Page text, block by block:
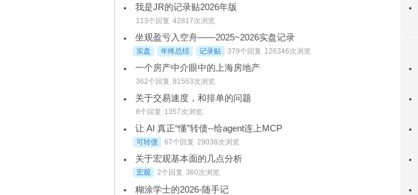
我是JR的记录贴2026年版
113个回复 42817次浏览
坐观盈亏入空舟——2025~2026实盘记录
实盘 年终总结 记录贴 379个回复 126346次浏览
一个房产中介眼中的上海房地产
362个回复 81563次浏览
关于交易速度，和排单的问题
8个回复 1357次浏览
让 AI 真正“懂”转债--给agent连上MCP
可转债 67个回复 29038次浏览
关于宏观基本面的几点分析
宏观 2个回复 360次浏览
糊涂学士的2026-随手记